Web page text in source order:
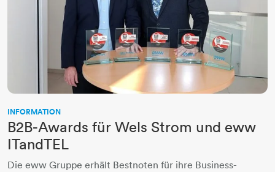
INFORMATION
B2B-Awards für Wels Strom und eww
ITandTEL
Die eww Gruppe erhält Bestnoten für ihre Business-